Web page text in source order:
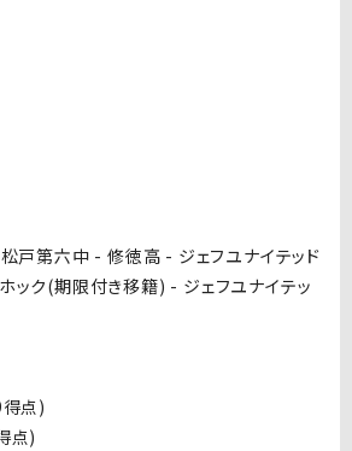
戸第六中 - 修徳高 - ジェフユナイテッド
ック(期限付き移籍) - ジェフユナイテッ
点)
点)